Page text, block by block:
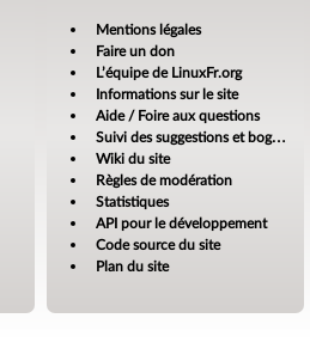
Mentions légales
Faire un don
L’équipe de LinuxFr.org
Informations sur le site
Aide / Foire aux questions
Suivi des suggestions et bogues
Wiki du site
Règles de modération
Statistiques
API pour le développement
Code source du site
Plan du site